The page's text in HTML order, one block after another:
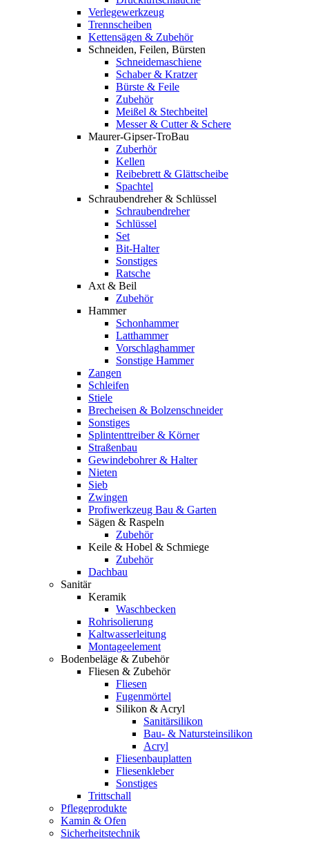
Verlegewerkzeug
Trennscheiben
Kettensägen & Zubehör
Schneiden, Feilen, Bürsten
Schneidemaschiene
Schaber & Kratzer
Bürste & Feile
Zubehör
Meißel & Stechbeitel
Messer & Cutter & Schere
Maurer-Gipser-TroBau
Zuberhör
Kellen
Reibebrett & Glättscheibe
Spachtel
Schraubendreher & Schlüssel
Schraubendreher
Schlüssel
Set
Bit-Halter
Sonstiges
Ratsche
Axt & Beil
Zubehör
Hammer
Schonhammer
Latthammer
Vorschlaghammer
Sonstige Hammer
Zangen
Schleifen
Stiele
Brecheisen & Bolzenschneider
Sonstiges
Splintenttreiber & Körner
Straßenbau
Gewindebohrer & Halter
Nieten
Sieb
Zwingen
Profiwerkzeug Bau & Garten
Sägen & Raspeln
Zubehör
Keile & Hobel & Schmiege
Zubehör
Dachbau
Sanitär
Keramik
Waschbecken
Rohrisolierung
Kaltwasserleitung
Montageelement
Bodenbeläge & Zubehör
Fliesen & Zubehör
Fliesen
Fugenmörtel
Silikon & Acryl
Sanitärsilikon
Bau- & Natursteinsilikon
Acryl
Fliesenbauplatten
Fliesenkleber
Sonstiges
Trittschall
Pflegeprodukte
Kamin & Ofen
Sicherheitstechnik